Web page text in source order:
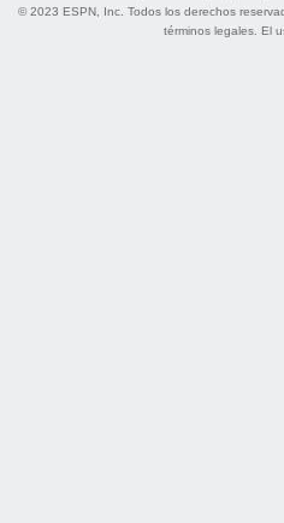
© 2023 ESPN, Inc. Todos los derechos
términos legales. El